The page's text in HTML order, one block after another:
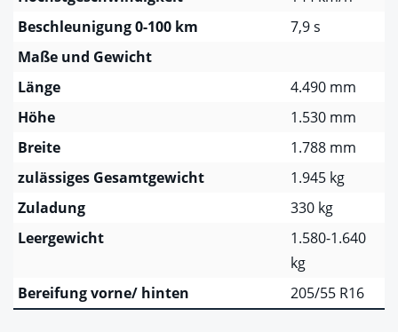
Beschleunigung 0-100 km
7,9 s
Maße und Gewicht
Länge
4.490 mm
Höhe
1.530 mm
Breite
1.788 mm
zulässiges Gesamtgewicht
1.945 kg
Zuladung
330 kg
Leergewicht
1.580-1.640
kg
Bereifung vorne/ hinten
205/55 R16